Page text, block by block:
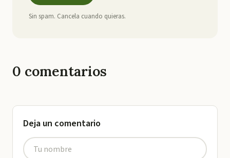
Sin spam. Cancela cuando quieras.
0 comentarios
Deja un comentario